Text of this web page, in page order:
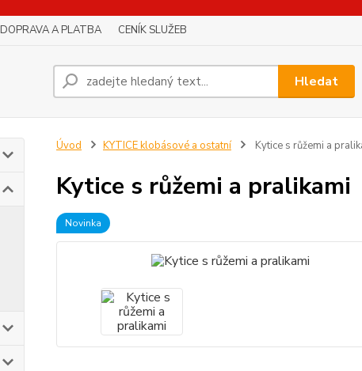
DOPRAVA A PLATBA CENÍK SLUŽEB
Hledat
Úvod KYTICE klobásové a ostatní Kytice s růžemi a
Kytice s růžemi a pralikami
Novinka